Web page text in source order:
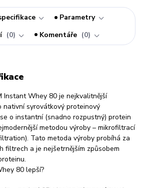
Parametry
0 Komentáře 0
Instant Whey 80 je nejkvalitnější
nativní syrovátkový proteinový
o instantní (snadno rozpustný) protein
metodou výroby – mikrofiltrací
Tato metoda výroby probíhá za
filtrech a je nejšetrnějším způsobem
80 lepší?